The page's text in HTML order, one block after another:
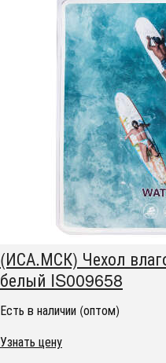
(ИСА.МСК) Чехол
белый IS009658
Есть в наличии (оптом)
Узнать цену